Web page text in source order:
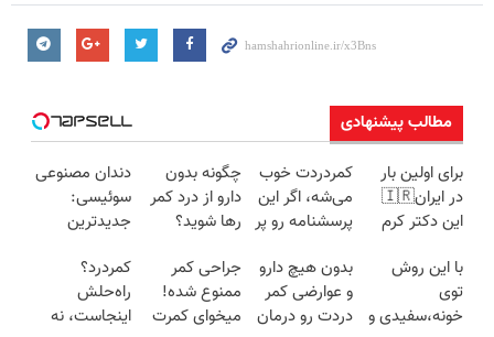
مطالب پیشنهادی
برای اولین بار
در ایران🇮🇷
این دکتر کرم
روزه ساخت!
کمردردت خوب
می‌شه، اگر این
پرسشنامه رو پر
چگونه بدون
دارو از درد کمر
رها شوید؟
رو پرکن)
دندان مصنوعی
سوئیسی:
جدیدترین
سبک و مقاوم |
پرداخت قسطی
با این روش
توی
خونه،سفیدی و
بدون هیچ دارو
و عوارضی کمر
دردت رو درمان
جراحی کمر
ممنوع شده!
میخوای کمرت
کمردرد؟
راه‌حلش
اینجاست، نه